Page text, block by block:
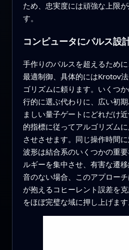
ため、忠実度には頑強な上限
す。
コンピュータにパルス設
手作りのパルスを超えるため
最適制御、具体的にはKrotov
ゴリズムに頼ります。いくつ
行的に選ぶ代わりに、広い初
ましい量子ゲートにどれだけ
的指標に従ってアルゴリズム
させさせます。同じ操作時間
波形は結合系のいくつかの重
ルギーを集中させ、有害な遷
音のない場合、このアプロー
が抱えるコヒーレント誤差を
をほぼ完璧な域に押し上げます